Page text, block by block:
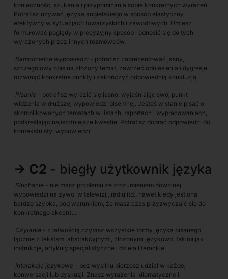
konieczności szukania i przypominania sobie konkretnych wyrażeń.
Potrafisz używać języka angielskiego w sposób elastyczny i
efektywny w sytuacjach towarzyskich i zawodowych. Umiesz
formułować poglądy w precyzyjny sposób i odnosić się do tych
wyrażonych przez innych rozmówców.
Samodzielne wypowiedzi - potrafisz zaprezentować jasny,
szczegółowy opis na złożony temat, zawrzeć odniesienia i dygresje,
rozwinąć konkretne punkty i zakończyć odpowiednią konkluzją.
Pisanie - potrafisz wyrazić się jasno, wyjaśniając swój punkt
widzenia w dłuższej wypowiedzi pisemnej. Jesteś w stanie pisać o
skomplikowanych tematach w listach, raportach i wypracowaniach,
podkreślając najistotniejsze kwestie. Potrafisz dobrać odpowiedni do
kontekstu styl wypowiedzi.
→ C2 - biegły użytkownik języka
Słuchanie - nie masz problemu ze zrozumieniem dowolnej
wypowiedzi na żywo, w telewizji, radiu itd., nawet kiedy jest ona
bardzo szybka, pod warunkiem, że masz czas przyzwyczaić się do
konkretnego akcentu.
Czytanie - z łatwością czytasz wszystkie formy języka pisanego,
łącznie z tekstami abstrakcyjnymi, złożonymi językowo, takimi jak
instrukcje, artykuły specjalistyczne i dzieła literackie.
Interakcje językowe - bez wysiłku bierzesz udział w każdej
konwersacji lub dyskusji. Znasz wyrażenia idiomatyczne i